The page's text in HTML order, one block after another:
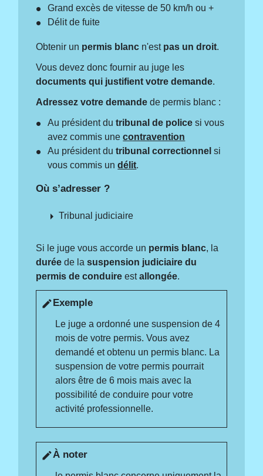
Grand excès de vitesse de 50 km/h ou +
Délit de fuite
Obtenir un permis blanc n'est pas un droit.
Vous devez donc fournir au juge les
documents qui justifient votre demande.
Adressez votre demande de permis blanc :
Au président dutribunal de police si vous
avez commis unecontravention
Au président dutribunal correctionnel si
vous commis undélit.
Où s’adresser ?
arrow_rightTribunal judiciaire
Si le juge vous accorde un permis blanc, la
durée de lasuspension judiciaire du
permis de conduire estallongée.
editExemple
Le juge a ordonné une suspension de 4
mois de votre permis. Vous avez
demandé et obtenu un permis blanc. La
suspension de votre permis pourrait
alors être de 6 mois mais avec la
possibilité de conduire pour votre
activité professionnelle.
editÀ noter